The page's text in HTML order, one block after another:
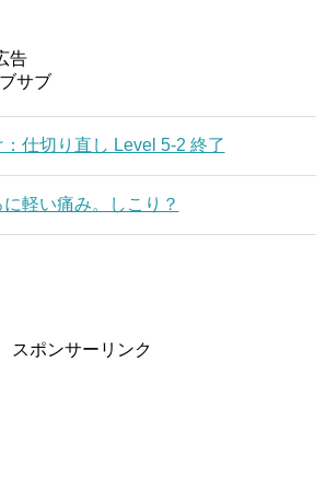
告
サブ
：仕切り直し Level 5-2 終了
軽い痛み。しこり？
スポンサーリンク